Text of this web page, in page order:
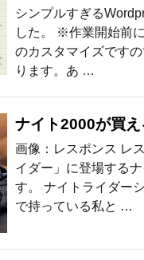
シンプルすぎる
した。 ※作業開始前
のカスタマイズです
ります。あ …
ナイト2000が買え
画像：レスポンス レ
イダー」に登場する
す。 ナイトライダー
で持っている私と …